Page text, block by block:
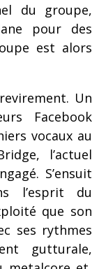
du groupe,
pour des
est alors
Un
Facebook
vocaux au
l’actuel
S’ensuit
l’esprit du
que son
ses rythmes
gutturale,